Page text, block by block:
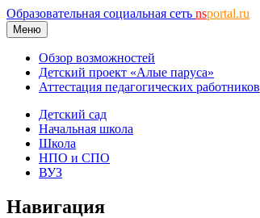
Образовательная социальная сеть nsportal.ru
Меню
Обзор возможностей
Детский проект «Алые паруса»
Аттестация педагогических работников
Детский сад
Начальная школа
Школа
НПО и СПО
ВУЗ
Навигация